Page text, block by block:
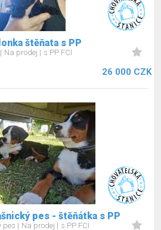
štěňata s PP
Na prodej s PP FCI
26 000 CZK
pes - štěňátka s PP
pes Na prodej s PP FCI